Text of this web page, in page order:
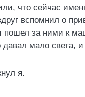
что сейчас
вспомнил о
и пошел за ними к
давал мало света,
я.